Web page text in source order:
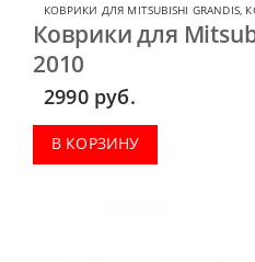
КОВРИКИ ДЛЯ MITSUBISHI GRANDIS,
Коврики для
2010
2990 руб.
В КОРЗИНУ